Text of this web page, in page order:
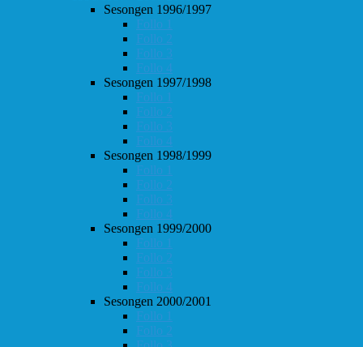
Sesongen 1996/1997
Follo 1
Follo 2
Follo 3
Follo 4
Sesongen 1997/1998
Follo 1
Follo 2
Follo 3
Follo 4
Sesongen 1998/1999
Follo 1
Follo 2
Follo 3
Follo 4
Sesongen 1999/2000
Follo 1
Follo 2
Follo 3
Follo 4
Sesongen 2000/2001
Follo 1
Follo 2